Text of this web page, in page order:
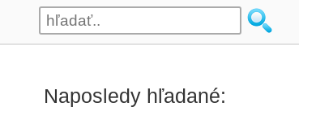
Naposledy hľadané: